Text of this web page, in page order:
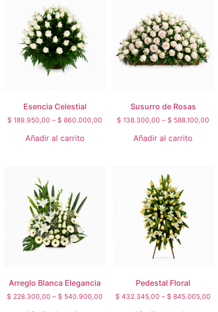
Esencia Celestial
$ 189.950,00 – $ 860.000,00
Añadir al carrito
Susurro de Rosas
$ 138.300,00 – $ 588.100,00
Añadir al carrito
Arreglo Blanca Elegancia
$ 228.300,00 – $ 540.900,00
Pedestal Floral
$ 432.345,00 – $ 845.005,00